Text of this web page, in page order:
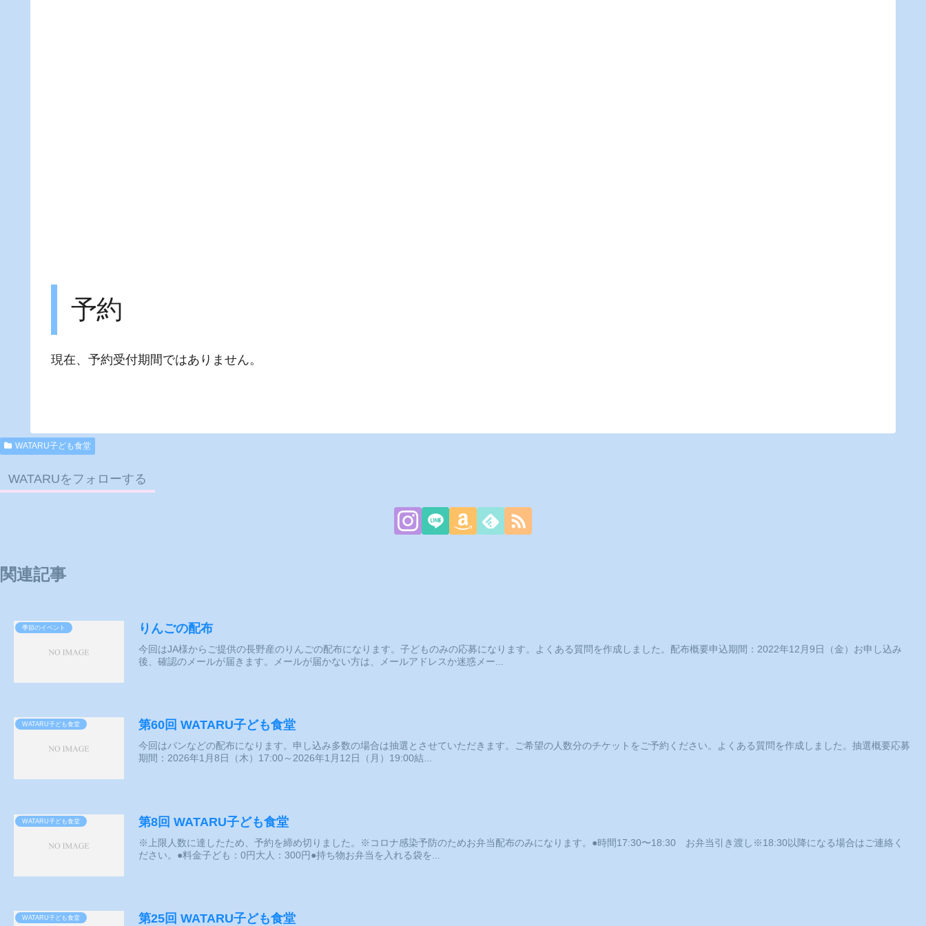
予約
現在、予約受付期間ではありません。
WATARU子ども食堂
WATARUをフォローする
関連記事
季節のイベント りんごの配布
今回はJA様からご提供の長野産のりんごの配布になります。子どものみの応募になります。よくある質問を作成しました。配布概要申込期間：2022年12月9日（金）お申し込み
後、確認のメールが届きます。メールが届かない方は、メールアドレスか迷惑メー...
WATARU子ども食堂 第60回 WATARU子ども食堂
今回はパンなどの配布になります。申し込み多数の場合は抽選とさせていただきます。ご希望の人数分のチケットをご予約ください。よくある質問を作成しました。抽選概要応募
期間：2026年1月8日（木）17:00～2026年1月12日（月）19:00結...
WATARU子ども食堂 第8回 WATARU子ども食堂
※上限人数に達したため、予約を締め切りました。※コロナ感染予防のためお弁当配布のみになります。●時間17:30〜18:30 お弁当引き渡し※18:30以降になる場合はご連絡く
ださい。●料金子ども：0円大人：300円●持ち物お弁当を入れる袋を...
WATARU子ども食堂 第25回 WATARU子ども食堂